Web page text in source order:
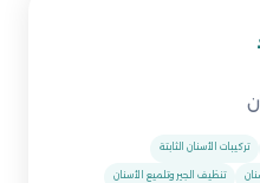
تركيبات الأسنان الثابتة
تنظيف الجير وتلميع الأسنان